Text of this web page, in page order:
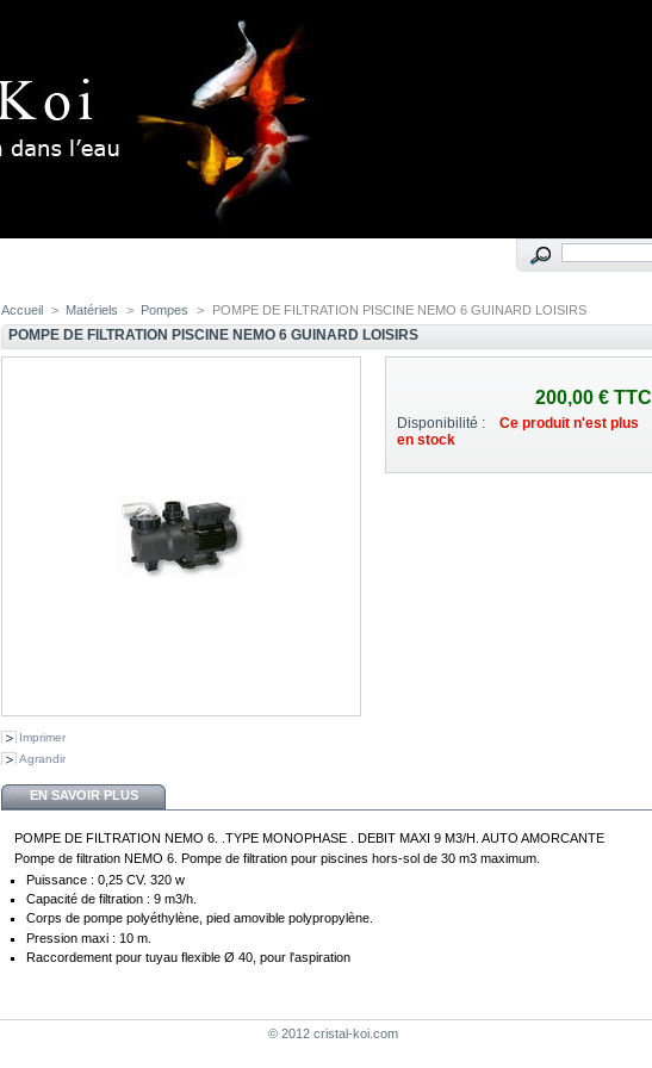
Accueil > Matériels > Pompes > POMPE DE FILTRATION PISCINE NEMO 6 GUINARD LOISIRS
POMPE DE FILTRATION PISCINE NEMO 6 GUINARD LOISIRS
Imprimer
Agrandir
200,00 €TTC
Disponibilité :
Ce produit n'est plus
en stock
EN SAVOIR PLUS
POMPE DE FILTRATION NEMO 6. .TYPE MONOPHASE . DEBIT MAXI 9 M3/H. AUTO AMORCANTE
Pompe de filtration NEMO 6. Pompe de filtration pour piscines hors-sol de 30 m3 maximum.
Puissance : 0,25 CV. 320 w
Capacité de filtration : 9 m3/h.
Corps de pompe polyéthylène, pied amovible polypropylène.
Pression maxi : 10 m.
Raccordement pour tuyau flexible Ø 40, pour l'aspiration
© 2012 cristal-koi.com